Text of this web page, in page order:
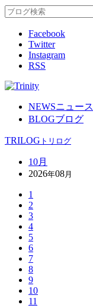
Facebook
Twitter
Instagram
RSS
NEWSニュース
BLOGブログ
TRILOG トリログ
10月
2026年08月
1
2
3
4
5
6
7
8
9
10
11